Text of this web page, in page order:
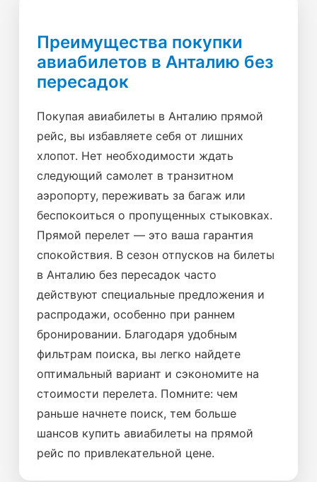
Преимущества покупки
авиабилетов в Анталию без
пересадок
Покупая авиабилеты в Анталию прямой
рейс, вы избавляете себя от лишних
хлопот. Нет необходимости ждать
следующий самолет в транзитном
аэропорту, переживать за багаж или
беспокоиться о пропущенных стыковках.
Прямой перелет — это ваша гарантия
спокойствия. В сезон отпусков на билеты
в Анталию без пересадок часто
действуют специальные предложения и
распродажи, особенно при раннем
бронировании. Благодаря удобным
фильтрам поиска, вы легко найдете
оптимальный вариант и сэкономите на
стоимости перелета. Помните: чем
раньше начнете поиск, тем больше
шансов купить авиабилеты на прямой
рейс по привлекательной цене.